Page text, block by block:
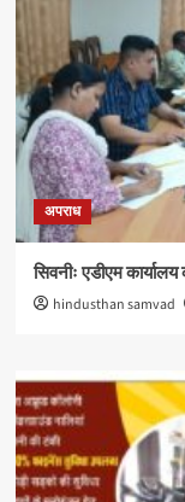
अपराध
सिवनीः एडीएम
hindusthan samvad